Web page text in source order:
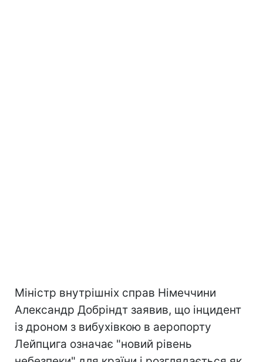
Міністр внутрішніх справ Німеччини
Александр Добріндт заявив, що інцидент
із дроном з вибухівкою в аеропорту
Лейпцига означає "новий рівень